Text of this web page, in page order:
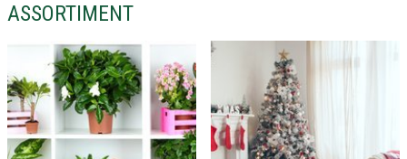
ASSORTIMENT